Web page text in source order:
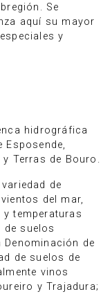
Se
aquí su mayor
y
hidrográfica
Terras de Bouro.
de
del mar,
temperaturas
de suelos
de
de suelos de
vinos
y Trajadura;